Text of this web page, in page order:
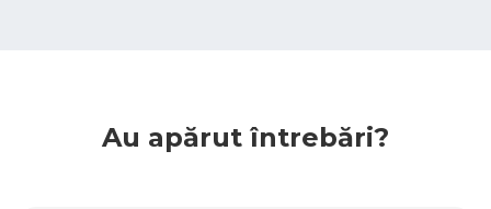
Au apărut întrebări?